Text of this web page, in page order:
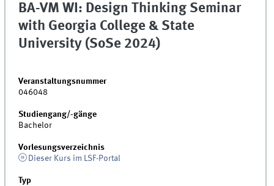
BA-VM WI: Design Thinking Seminar
with Georgia College & State
University (SoSe 2024)
Veranstaltungsnummer
046048
Studiengang/-gänge
Bachelor
Vorlesungsverzeichnis
Dieser Kurs im LSF-Portal
Typ